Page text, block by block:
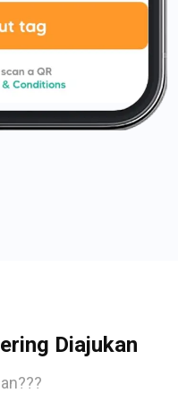
Diajukan